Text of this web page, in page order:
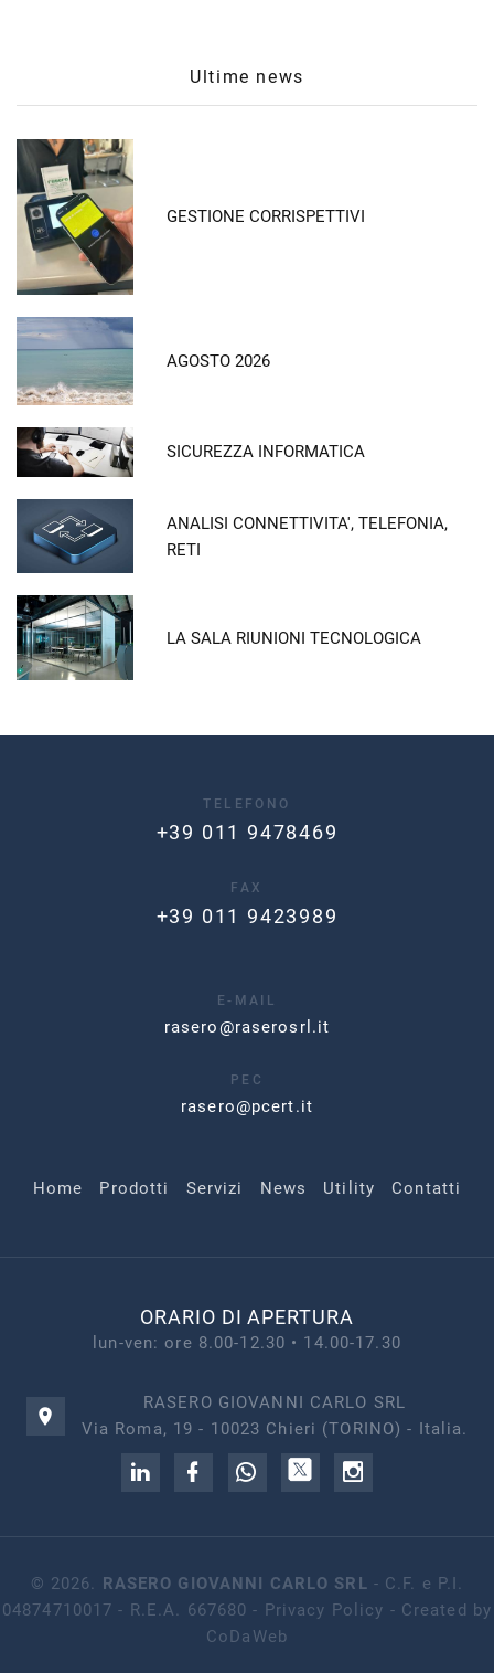
Ultime news
GESTIONE CORRISPETTIVI
AGOSTO 2026
SICUREZZA INFORMATICA
ANALISI CONNETTIVITA', TELEFONIA,
RETI
LA SALA RIUNIONI TECNOLOGICA
TELEFONO
+39 011 9478469
FAX
+39 011 9423989
E-MAIL
rasero@raserosrl.it
PEC
rasero@pcert.it
Home Prodotti Servizi News Utility Contatti
ORARIO DI APERTURA
lun-ven: ore 8.00-12.30 • 14.00-17.30
RASERO GIOVANNI CARLO SRL
Via Roma, 19 - 10023 Chieri (TORINO) - Italia.
© 2026. RASERO GIOVANNI CARLO SRL - C.F. e P.I.
04874710017 - R.E.A. 667680 - Privacy Policy - Created by
CoDaWeb